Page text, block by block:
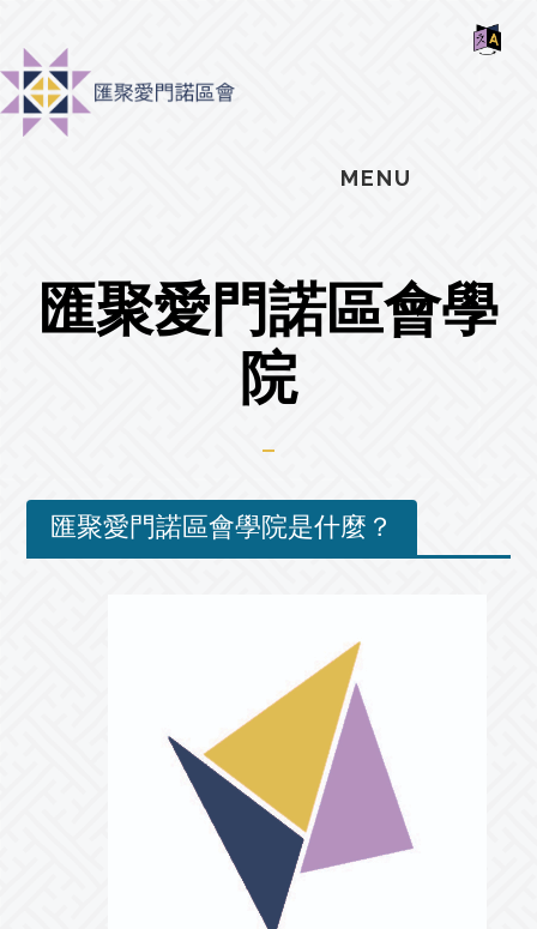
main
content
primary
sidebar
footer
MENU
匯聚愛門諾區會學
院
匯聚愛門諾區會學院是什麼？